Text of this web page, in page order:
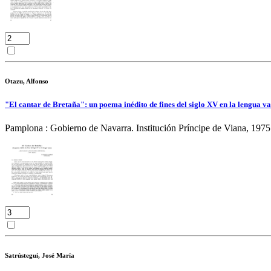
Otazu, Alfonso
"El cantar de Bretaña": un poema inédito de fines del siglo XV en la lengua
Pamplona : Gobierno de Navarra. Institución Príncipe de Viana, 1975
Satrústegui, José María